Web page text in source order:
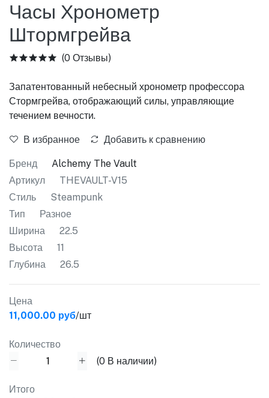
Часы Хронометр
Штормгрейва
(0 Отзывы)
Запатентованный небесный хронометр профессора
Стормгрейва, отображающий силы, управляющие
течением вечности.
В избранное Добавить к сравнению
Бренд
Alchemy The Vault
Артикул
THEVAULT-V15
Стиль
Steampunk
Тип
Разное
Ширина
22.5
Высота
11
Глубина
26.5
Цена
11,000.00 руб/шт
Количество
(0 В наличии)
Итого